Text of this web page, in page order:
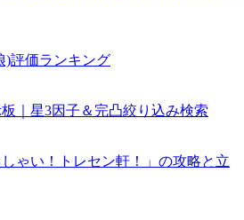
)評価ランキング
｜星3因子＆完凸絞り込み検索
ゃい！トレセン軒！」の攻略と立